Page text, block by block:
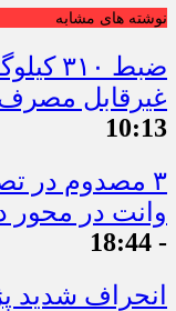
نوشته های مشابه
ضبط
غیرقابل مصرف
10:13
وانت در محور
- 18:44